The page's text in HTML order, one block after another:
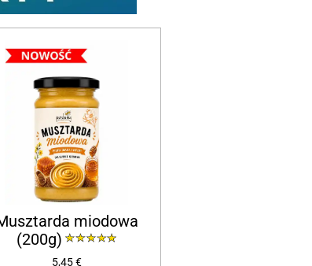
miodowa
(200g)
5,45 €